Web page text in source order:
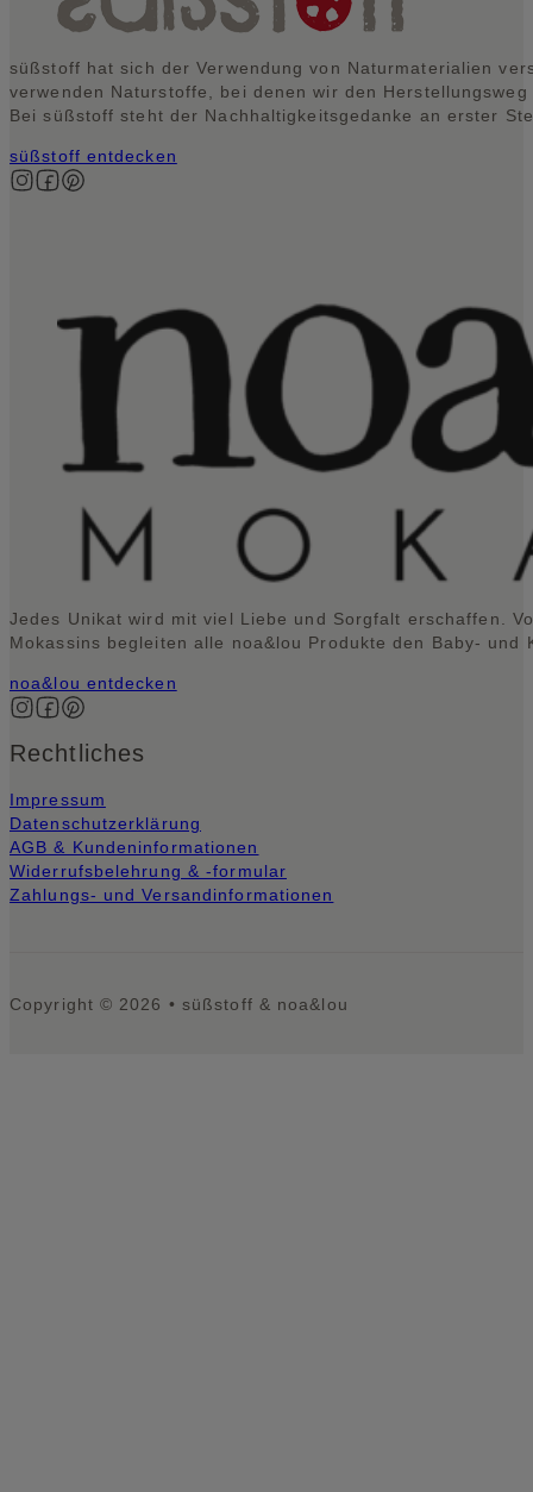
süßstoff hat sich der Verwendung von Naturmaterialien
verwenden Naturstoffe, bei denen wir den Herstellungsweg
Bei süßstoff steht der Nachhaltigkeitsgedanke an erster
süßstoff entdecken
Auf Instagram folgen
Auf Facebook folgen
Auf Pinterest folgen
Jedes Unikat wird mit viel Liebe und Sorgfalt erschaffen.
Mokassins begleiten alle noa&lou Produkte den Baby-
noa&lou entdecken
Auf Instagram folgen
Auf Facebook folgen
Auf Pinterest folgen
Rechtliches
Impressum
Datenschutzerklärung
AGB & Kundeninformationen
Widerrufsbelehrung & -formular
Zahlungs- und Versandinformationen
Copyright © 2026 • süßstoff & noa&lou